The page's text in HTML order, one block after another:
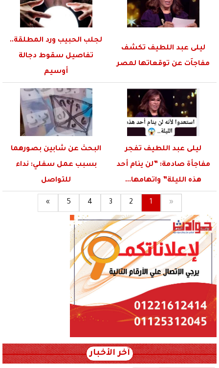
ليلى عبد اللطيف تكشف
مفاجاَت عن توقعاتها لمصر
لجلب الحبيب ورد المطلقة..
تفاصيل سقوط دجالة
أوسيم
ليلى عبد اللطيف تفجر
مفاجأة صادمة: ”لن ينام أحد
هذه الليلة” واتهامها...
البحث عن شابين بصورهما
بسبب عمل سفلي: نداء
للتواصل
«
1
2
3
4
5
»
آخر الأخبار